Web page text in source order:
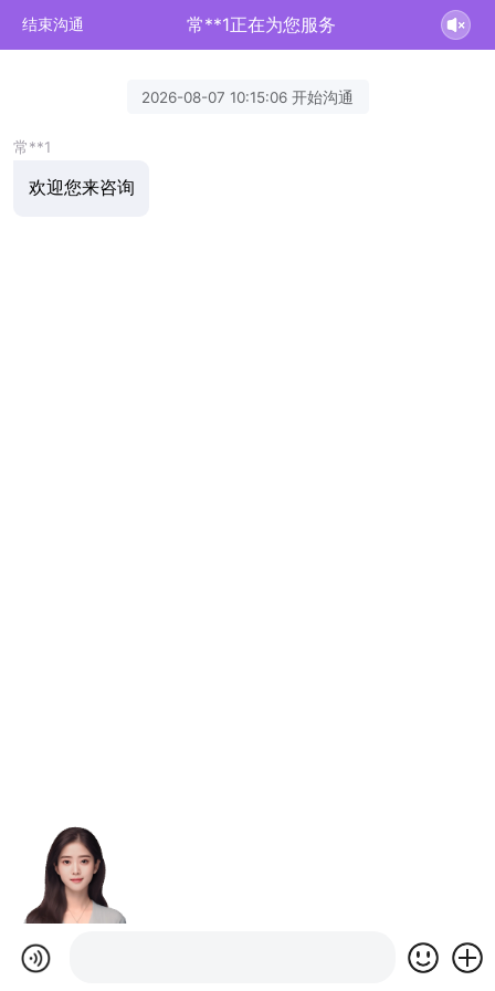
结束沟通 常**1正在为您服务
2026-08-07 10:15:06 开始沟通
常**1
欢迎您来咨询